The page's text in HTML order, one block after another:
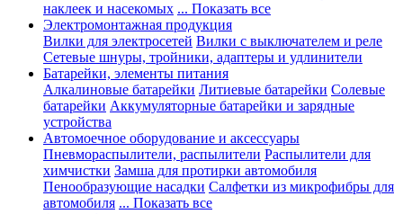
наклеек и насекомых ... Показать все
Электромонтажная продукция
Вилки для электросетей Вилки с выключателем и реле
Сетевые шнуры, тройники, адаптеры и удлинители
Батарейки, элементы питания
Алкалиновые батарейки Литиевые батарейки Солевые
батарейки Аккумуляторные батарейки и зарядные
устройства
Автомоечное оборудование и аксессуары
Пневмораспылители, распылители Распылители для
химчистки Замша для протирки автомобиля
Пенообразующие насадки Салфетки из микрофибры для
автомобиля ... Показать все